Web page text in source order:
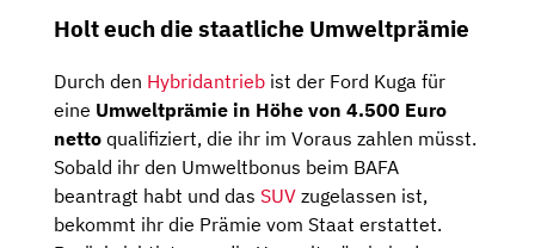
Holt euch die staatliche Umweltprämie
Durch den Hybridantrieb ist der Ford Kuga für
eine Umweltprämie in Höhe von 4.500 Euro
netto qualifiziert, die ihr im Voraus zahlen müsst.
Sobald ihr den Umweltbonus beim BAFA
beantragt habt und das SUV zugelassen ist,
bekommt ihr die Prämie vom Staat erstattet.